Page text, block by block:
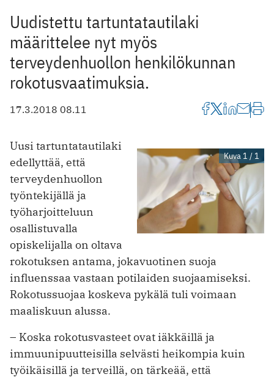
Uudistettu tartuntatautilaki
määrittelee nyt myös
terveydenhuollon henkilökunnan
rokotusvaatimuksia.
17.3.2018 08.11
Kuva 1 / 1
Uusi tartuntatautilaki
edellyttää, että
terveydenhuollon
työntekijällä ja
työharjoitteluun
osallistuvalla
opiskelijalla on oltava
rokotuksen antama, jokavuotinen suoja
influenssaa vastaan potilaiden suojaamiseksi.
Rokotussuojaa koskeva pykälä tuli voimaan
maaliskuun alussa.
– Koska rokotusvasteet ovat iäkkäillä ja
immuunipuutteisilla selvästi heikompia kuin
työikäisillä ja terveillä, on tärkeää, että